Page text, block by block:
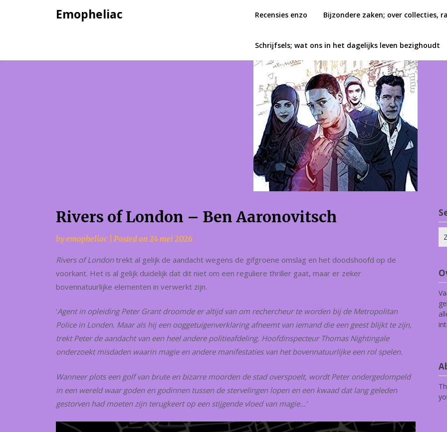
Emopheliac Recensies enzo Bijzondere zaken; over collecties,
Schrijfsels; wat ons in het dagelijks leven bezighoudt
Rivers of London – Ben Aaronovitsch
byemopheliac Posted on24 mei 2026
Rivers of Londontrekt al gelijk de aandacht wegens de gifgroene omslag en het doodshoofd op de
voorkant. Het is al gelijk duidelijk dat dit niet om een reguliere thriller gaat, maar er zeker
bovennatuurlijke elementen in verwerkt zijn.
‘Agent in opleiding Peter Grant droomde er altijd van om rechercheur te worden bij de Metropolitan
Police in Londen. Maar als hij een ooggetuigenverklaring afneemt van iemand die een geest blijkt te zijn,
trekt Peter de aandacht van een heel andere politieafdeling. Hoofdinspecteur Thomas Nightingale
onderzoekt misdaden waarin magie en andere manifestaties van het bovennatuurlijke een rol spelen.
Wanneer plots een golf van brute en bizarre moorden de stad overspoelt, wordt Peter ondergedompeld
in een wereld waar goden en godinnen tussen de stervelingen lopen en een kwaad dat lang geleden
gestorven had moeten zijn terugkeert op een stijgende vloed van magie…’